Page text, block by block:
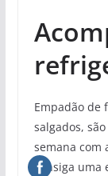
Empadão de
salgados,
semana com
consiga